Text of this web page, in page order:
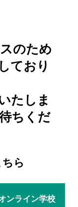
のため
ており
たしま
ちくだ
ら
ンライン学校